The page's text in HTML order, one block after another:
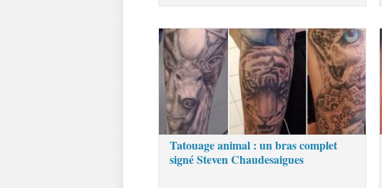
Tatouage animal : un bras complet
signé Steven Chaudesaigues